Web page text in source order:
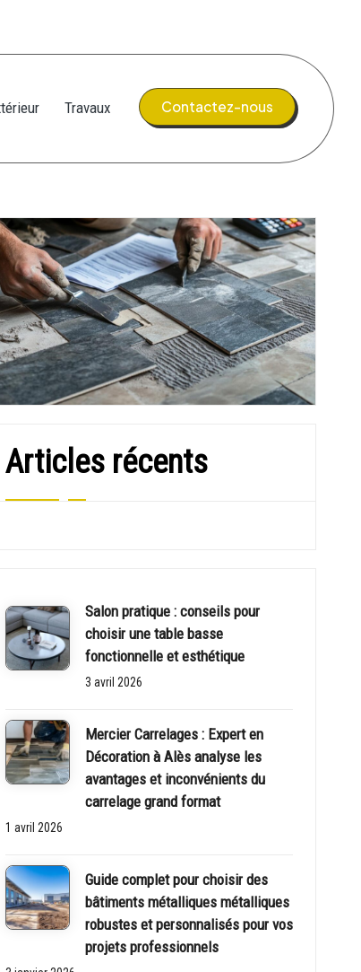
Travaux Contactez-nous
Articles récents
Salon pratique : conseils pour
choisir une table basse
fonctionnelle et esthétique
3 avril 2026
Mercier Carrelages : Expert en
Décoration à Alès analyse les
avantages et inconvénients du
carrelage grand format
1 avril 2026
Guide complet pour choisir des
bâtiments métalliques métalliques
robustes et personnalisés pour vos
projets professionnels